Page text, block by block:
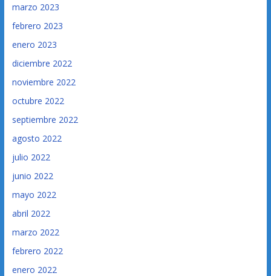
marzo 2023
febrero 2023
enero 2023
diciembre 2022
noviembre 2022
octubre 2022
septiembre 2022
agosto 2022
julio 2022
junio 2022
mayo 2022
abril 2022
marzo 2022
febrero 2022
enero 2022